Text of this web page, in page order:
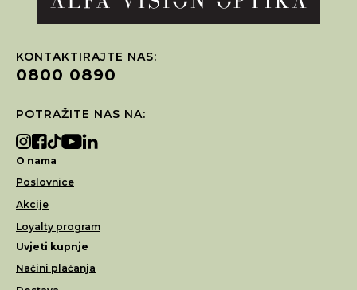
KONTAKTIRAJTE NAS:
0800 0890
POTRAŽITE NAS NA:
O nama
Poslovnice
Akcije
Loyalty program
Uvjeti kupnje
Načini plaćanja